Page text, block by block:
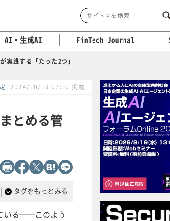
AI・生成AI FinTech Journal
実践する「たった2つ」
2024/10/18 07:10 掲載
とめる管
| タグをもっとみる
いる──このよう